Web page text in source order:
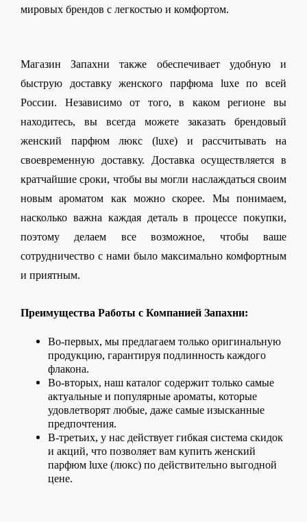
мировых брендов с легкостью и комфортом.
Магазин Запахни также обеспечивает удобную и
быструю доставку женского парфюма luxe по всей
России. Независимо от того, в каком регионе вы
находитесь, вы всегда можете заказать брендовый
женский парфюм люкс (luxe) и рассчитывать на
своевременную доставку. Доставка осуществляется в
кратчайшие сроки, чтобы вы могли наслаждаться своим
новым ароматом как можно скорее. Мы понимаем,
насколько важна каждая деталь в процессе покупки,
поэтому делаем все возможное, чтобы ваше
сотрудничество с нами было максимально комфортным
и приятным.
Преимущества Работы с Компанией Запахни:
Во-первых, мы предлагаем только оригинальную
продукцию, гарантируя подлинность каждого
флакона.
Во-вторых, наш каталог содержит только самые
актуальные и популярные ароматы, которые
удовлетворят любые, даже самые изысканные
предпочтения.
В-третьих, у нас действует гибкая система скидок
и акций, что позволяет вам купить женский
парфюм luxe (люкс) по действительно выгодной
цене.